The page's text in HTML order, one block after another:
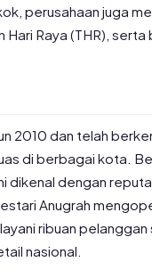
perusahaan juga
Raya (THR), serta
2010 dan telah
di berbagai kota.
dikenal dengan
Anugrah
ribuan pelanggan
nasional.